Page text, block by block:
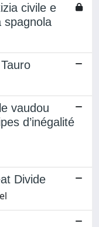
civile e
spagnola
vaudou
d’inégalité
Divide